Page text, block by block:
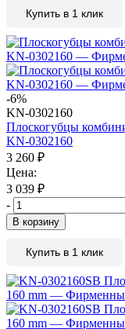
Купить в 1 клик
-6%
KN-0302160
Плоскогубцы
KN-0302160
3 260 ₽
Цена:
3 039 ₽
-
В корзину
Купить в 1 клик